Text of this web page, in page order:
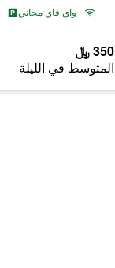
واي فاي مجاني
350 ﷼
المتوسط في الليلة